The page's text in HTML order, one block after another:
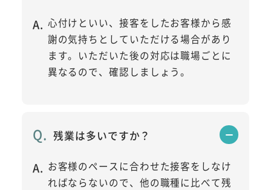
心付けといい、接客をしたお客様から感
謝の気持ちとしていただける場合があり
ます。いただいた後の対応は職場ごとに
異なるので、確認しましょう。
残業は多いですか？
お客様のペースに合わせた接客をしなけ
ればならないので、他の職種に比べて残